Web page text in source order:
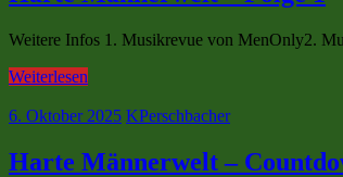
Weitere Infos 1. Musikrevue von MenOnly2.
Weiterlesen
6. Oktober 2025 KPerschbacher
Harte Männerwelt –